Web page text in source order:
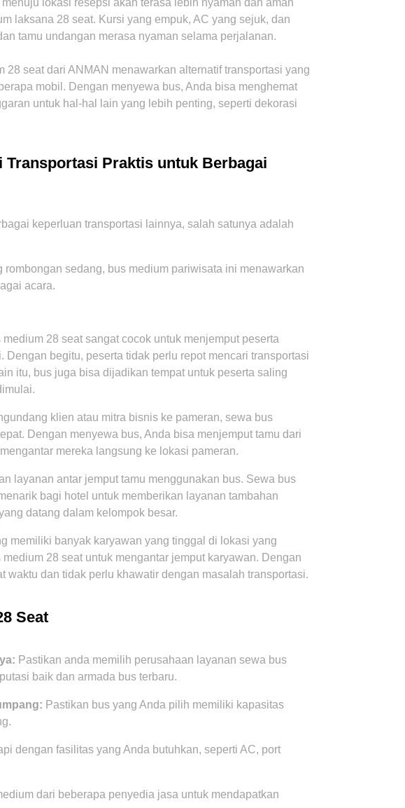
laksana 28 seat. Kursi yang empuk, AC yang sejuk, dan
tamu undangan merasa nyaman selama perjalanan.
28 seat dari ANMAN menawarkan alternatif transportasi yang
mobil. Dengan menyewa bus, Anda bisa menghemat
untuk hal-hal lain yang lebih penting, seperti dekorasi
Transportasi Praktis untuk Berbagai
keperluan transportasi lainnya, salah satunya adalah
sedang, bus medium pariwisata ini menawarkan
acara.
medium 28 seat sangat cocok untuk menjemput peserta
begitu, peserta tidak perlu repot mencari transportasi
itu, bus juga bisa dijadikan tempat untuk peserta saling
klien atau mitra bisnis ke pameran, sewa bus
Dengan menyewa bus, Anda bisa menjemput tamu dari
mereka langsung ke lokasi pameran.
layanan antar jemput tamu menggunakan bus. Sewa bus
bagi hotel untuk memberikan layanan tambahan
datang dalam kelompok besar.
memiliki banyak karyawan yang tinggal di lokasi yang
28 seat untuk mengantar jemput karyawan. Dengan
waktu dan tidak perlu khawatir dengan masalah transportasi.
Seat
Pastikan anda memilih perusahaan layanan sewa bus
baik dan armada bus terbaru.
Pastikan bus yang Anda pilih memiliki kapasitas
dengan fasilitas yang Anda butuhkan, seperti AC, port
dari beberapa penyedia jasa untuk mendapatkan